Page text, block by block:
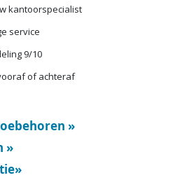
kantoorspecialist
service
9/10
of achteraf
»
»
»